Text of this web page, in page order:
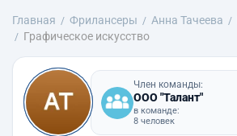
Главная Фрилансеры Анна Тачеева
Графическое искусство
Член команды:
ООО "Талант"
в команде:
8 человек